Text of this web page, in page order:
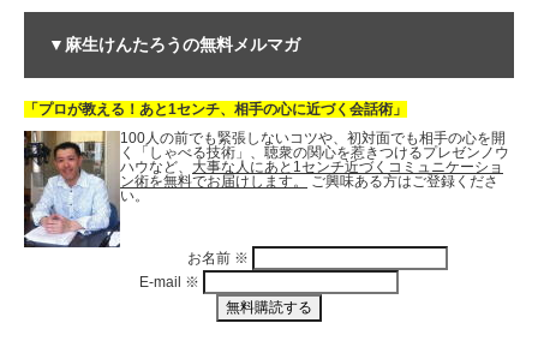
▼麻生けんたろうの無料メルマガ
「プロが教える！あと1センチ、相手の心に近づく会話術」
100人の前でも緊張しないコツや、初対面でも相手の心を開
く「しゃべる技術」、聴衆の関心を惹きつけるプレゼンノウ
ハウなど、 大事な人にあと1センチ近づくコミュニケーショ
ン術を無料でお届けします。
ご興味ある方はご登録くださ
い。
お名前 ※
E-mail ※